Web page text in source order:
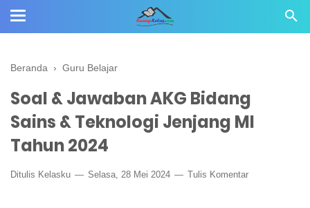
Beranda › Guru Belajar
Soal & Jawaban AKG Bidang
Sains & Teknologi Jenjang MI
Tahun 2024
Ditulis Kelasku Selasa, 28 Mei 2024 Tulis Komentar